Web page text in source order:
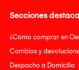
Secciones
¿Cómo comprar en
Cambios y
Despacho a Domicilio